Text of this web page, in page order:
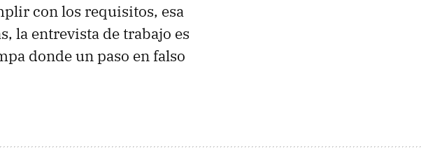
con los requisitos, esa
la entrevista de trabajo es
donde un paso en falso